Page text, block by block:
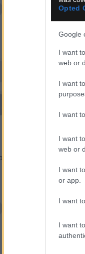
Opted
Google
I want
web or
I want
I want
I want
web or
I want
or app.
I want
I want
Μαξιμίλιαν
Μέσα Μαξιμίλιαν
ΣΧΟΛΙΑ